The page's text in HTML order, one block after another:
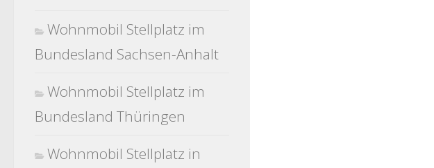
Wohnmobil Stellplatz im
Bundesland Sachsen-Anhalt
Wohnmobil Stellplatz im
Bundesland Thüringen
Wohnmobil Stellplatz in